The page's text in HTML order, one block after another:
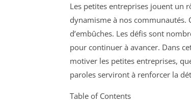
Les petites entreprises jouent un
dynamisme à nos communautés.
d’embûches. Les défis sont
pour continuer à avancer. Dans
motiver les petites entreprises,
paroles serviront à renforcer la
Table of Contents